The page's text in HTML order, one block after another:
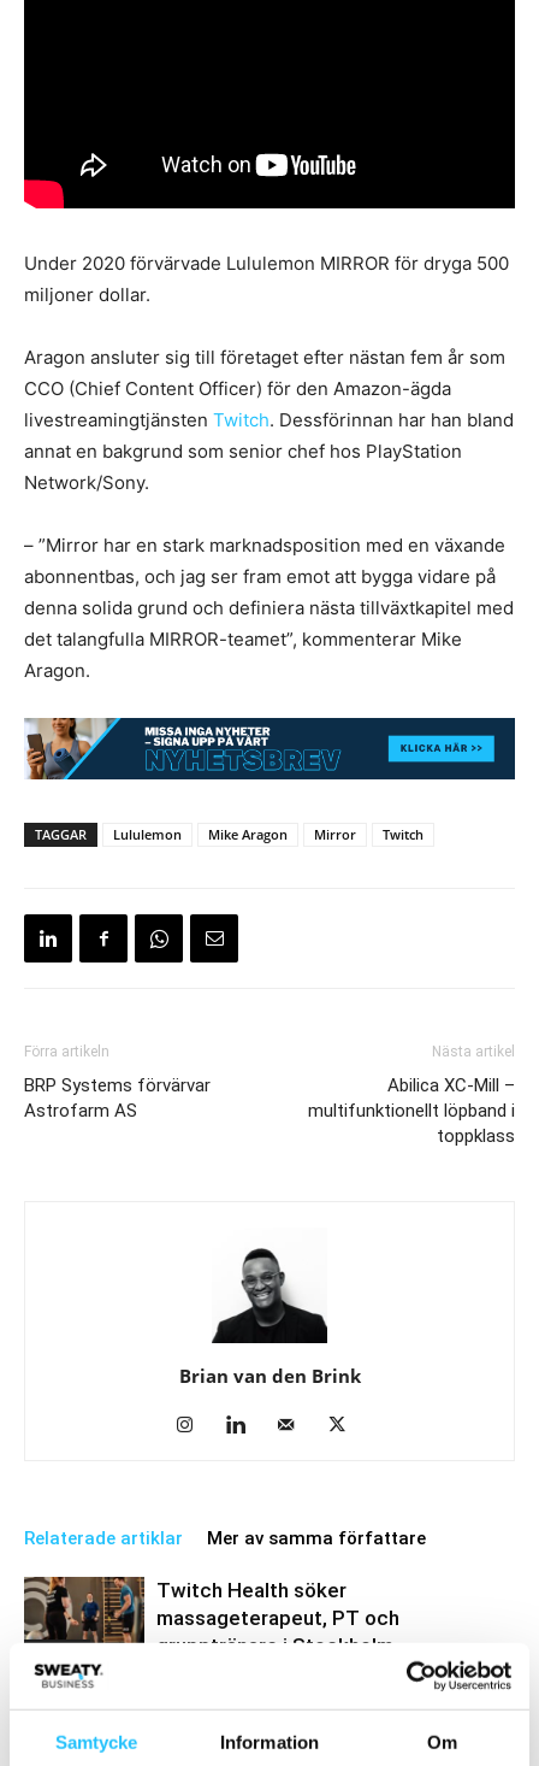
Samtycke Information Om
Under 2020 förvärvade Lululemon MIRROR för dryga 500
miljoner dollar.
Aragon ansluter sig till företaget efter nästan fem år som
CCO (Chief Content Officer) för den Amazon-ägda
livestreamingtjänsten Twitch. Dessförinnan har han bland
annat en bakgrund som senior chef hos PlayStation
Network/Sony.
– ”Mirror har en stark marknadsposition med en växande
abonnentbas, och jag ser fram emot att bygga vidare på
denna solida grund och definiera nästa tillväxtkapitel med
det talangfulla MIRROR-teamet”, kommenterar Mike
Aragon.
TAGGAR Lululemon Mike Aragon Mirror Twitch
Förra artikeln
BRP Systems förvärvar
Astrofarm AS
Nästa artikel
Abilica XC-Mill –
multifunktionellt löpband i
toppklass
Brian van den Brink
Relaterade artiklar Mer av samma författare
Twitch Health söker
massageterapeut, PT och
grupptränare i Stockholm
Lululemon lanserar sina första
herrskomodeller